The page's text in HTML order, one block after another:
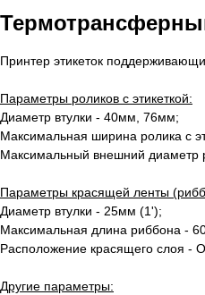
Принтер этикеток
Параметры роликов с этикеткой:
Диаметр втулки - 40мм, 76мм;
Максимальная ширина ролика с
Максимальный внешний диаметр
Параметры красящей ленты
Диаметр втулки - 25мм (1');
Максимальная длина риббона -
Расположение красящего слоя -
Другие параметры: